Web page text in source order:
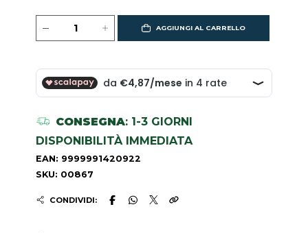
AGGIUNGI AL CARRELLO
CONSEGNA: 1-3 GIORNI
DISPONIBILITÀ IMMEDIATA
EAN: 9999991420922
SKU: 00867
CONDIVIDI: